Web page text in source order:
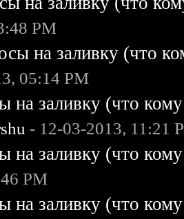
PM
на заливку (что
05:14 PM
на заливку (что
- 12-03-2013, 11:21
на заливку (что
PM
на заливку (что